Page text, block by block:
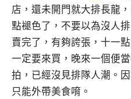
店，還未開門就大排長龍
點褪色了，不要以為沒人
賣完了，有夠誇張，十一
一定要來買，晚來一個便
拍，已經沒見排隊人潮。
只能外帶美食唷。